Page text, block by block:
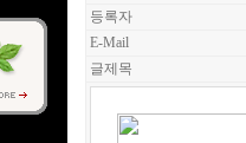
등록자
E-Mail
글제목